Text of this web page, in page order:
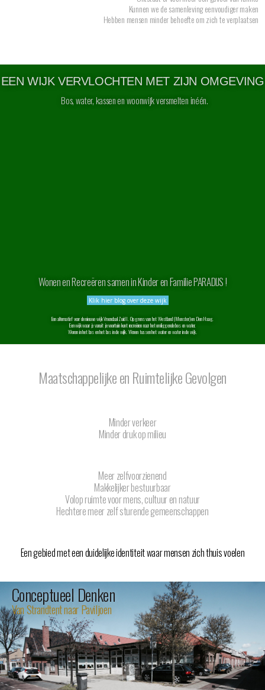
Kunnen we de samenleving eenvoudiger maken
Hebben mensen minder behoefte om zich te verplaatsen
EEN WIJK VERVLOCHTEN MET ZIJN OMGEVING
Bos, water, kassen en woonwijk versmelten inéén.
Wonen en Recreëren samen in Kinder en Familie PARADIJS !
Klik hier blog over deze wijk
Een alternatief voor de nieuwe wijk Vroondaal Zuid I. Op grens van het Westland (Monster) en Den Haag.
Een wijk waar je vanuit je voortuin kunt recreëren naar het omliggende bos en water.
Wonen in het bos en het bos in de wijk. Wonen tussen het water en water in de wijk.
Maatschappelijke en Ruimtelijke Gevolgen
Minder verkeer
Minder druk op milieu
Meer zelfvoorzienend
Makkelijker bestuurbaar
Volop ruimte voor mens, cultuur en natuur
Hechtere meer zelf sturende gemeenschappen
Een gebied met een duidelijke identiteit waar mensen zich thuis voelen
Conceptueel Denken
Van Strandtent naar Paviljoen